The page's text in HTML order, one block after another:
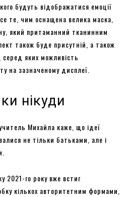
будуть відображатися емоції
те, чим оснащена велика маска,
який притаманний тканинним
також буде присутній, а також
серед яких можливість
на зазначеному дисплеї.
нікуди
Михайла каже, що ідеї
не тільки батьками, але і
2021-го року вже встиг
кількох авторитетним формами,